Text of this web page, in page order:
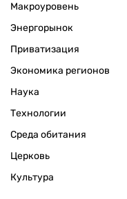
Макроуровень
Энергорынок
Приватизация
Экономика регионов
Наука
Технологии
Среда обитания
Церковь
Культура